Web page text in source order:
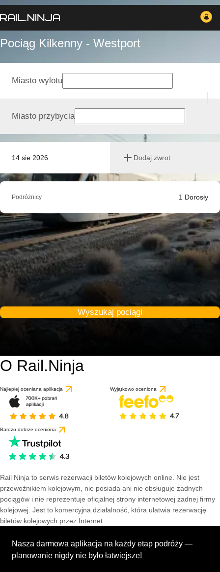
Pociąg Kilkenny - Westport
14 sie 2026 Dodaj zwrot
Miasto wylotu
Miasto przybycia
Podróżnicy 1 Dorosły
Wyszukaj pociągi
O Rail.Ninja
Najlepiej oceniana aplikacja Wyjątkowo oceniona
Bardzo dobrze oceniona
Rail Ninja to serwis rezerwacji biletów kolejowych online. Nie jest
przewoźnikiem kolejowym, nie posiada ani nie obsługuje żadnych
pociągów i nie reprezentuje oficjalnej strony internetowej żadnej firmy
kolejowej. Jest to komercyjna działalność, która ułatwia rezerwację
biletów kolejowych przez Internet.
Nasza darmowa aplikacja na każdy etap podróży —
planowanie nigdy nie było łatwiejsze!